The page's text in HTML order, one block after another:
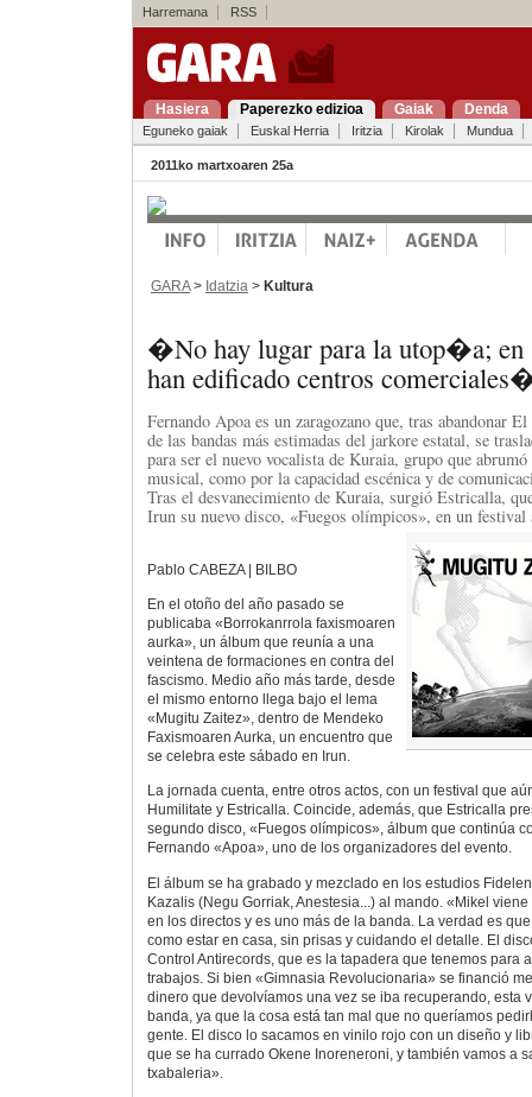
Harremana RSS
Hasiera Paperezko edizioa Gaiak Denda
Eguneko gaiak Euskal Herria Iritzia Kirolak Mundua
2011ko martxoaren 25a
GARA> Idatzia > Kultura
�No hay lugar para la utop�a; en
han edificado centros
Fernando Apoa es un zaragozano que, tras abandonar
de las bandas más estimadas del jarkore estatal, se
para ser el nuevo vocalista de Kuraia, grupo que
musical, como por la capacidad escénica y de
Tras el desvanecimiento de Kuraia, surgió Estricalla,
Irun su nuevo disco, «Fuegos olímpicos», en un festival
Pablo CABEZA | BILBO
En el otoño del año pasado se
publicaba «Borrokanrrola faxismoaren
aurka», un álbum que reunía a una
veintena de formaciones en contra del
fascismo. Medio año más tarde, desde
el mismo entorno llega bajo el lema
«Mugitu Zaitez», dentro de Mendeko
Faxismoaren Aurka, un encuentro que
se celebra este sábado en Irun.
La jornada cuenta, entre otros actos, con un festival que
Humilitate y Estricalla. Coincide, además, que Estricalla
segundo disco, «Fuegos olímpicos», álbum que continúa
Fernando «Apoa», uno de los organizadores del evento.
El álbum se ha grabado y mezclado en los estudios
Kazalis (Negu Gorriak, Anestesia...) al mando. «Mikel
en los directos y es uno más de la banda. La verdad es
como estar en casa, sin prisas y cuidando el detalle. El
Control Antirecords, que es la tapadera que tenemos para
trabajos. Si bien «Gimnasia Revolucionaria» se financió
dinero que devolvíamos una vez se iba recuperando, esta
banda, ya que la cosa está tan mal que no queríamos
gente. El disco lo sacamos en vinilo rojo con un diseño y
que se ha currado Okene Inoreneroni, y también vamos a
txabaleria».